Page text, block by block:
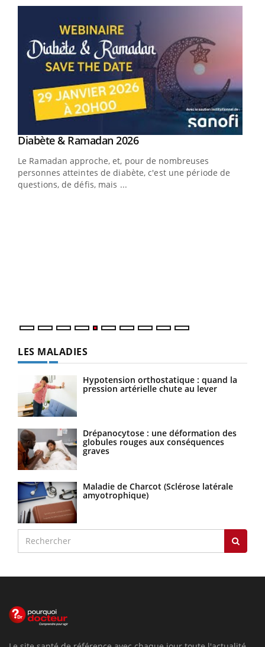
Youtube
Diabète & Ramadan 2026Youtube
Le Ramadan approche, et, pour de nombreuses
personnes atteintes de diabète, c'est une période de
questions, de défis, mais ...
LES MALADIES
Hypotension orthostatique : quand la
pression artérielle chute au lever
Drépanocytose : une déformation des
globules rouges aux conséquences
graves
Maladie de Charcot (Sclérose latérale
amyotrophique)